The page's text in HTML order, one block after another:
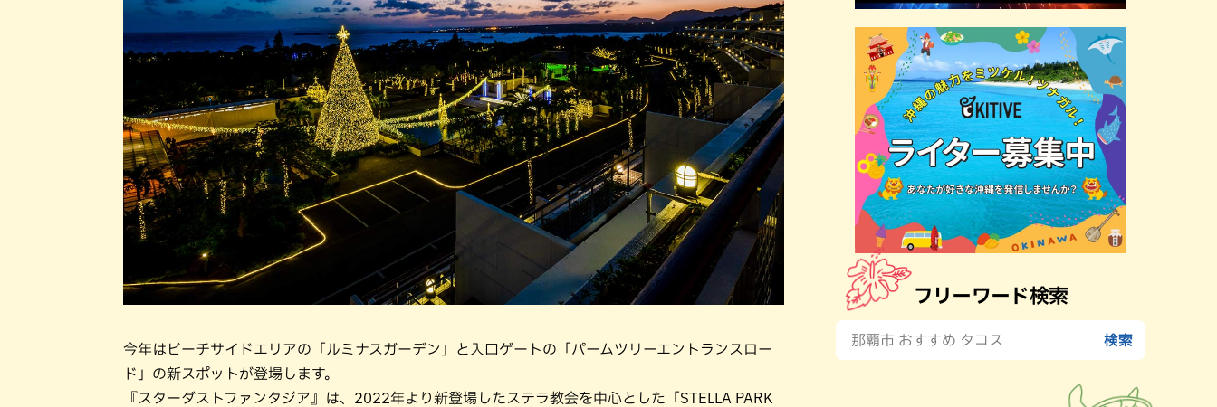
今年はビーチサイドエリアの「ルミナスガーデン」と入口ゲートの「パームツリーエントランスロー
ド」の新スポットが登場します。
『スターダストファンタジア』は、2022年より新登場したステラ教会を中心とした「STELLA PARK
フリーワード検索